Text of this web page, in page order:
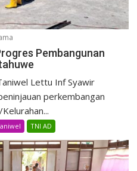
Pembangunan
Lettu Inf Syawir
perkembangan
TNI AD